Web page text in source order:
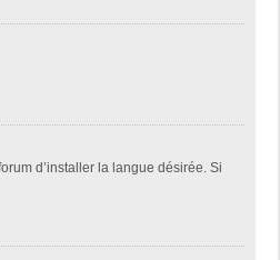
d’installer la langue désirée. Si